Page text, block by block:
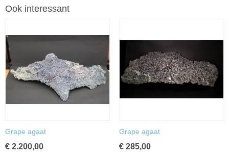
Ook interessant
Grape agaat
€ 2.200,00
Grape agaat
€ 285,00